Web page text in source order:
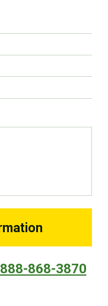
868-3870